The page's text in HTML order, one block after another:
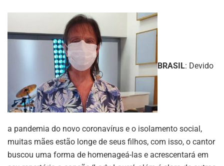
BRASIL: Devido
a pandemia do novo coronavírus e o isolamento social,
muitas mães estão longe de seus filhos, com isso, o cantor
buscou uma forma de homenageá-las e acrescentará em